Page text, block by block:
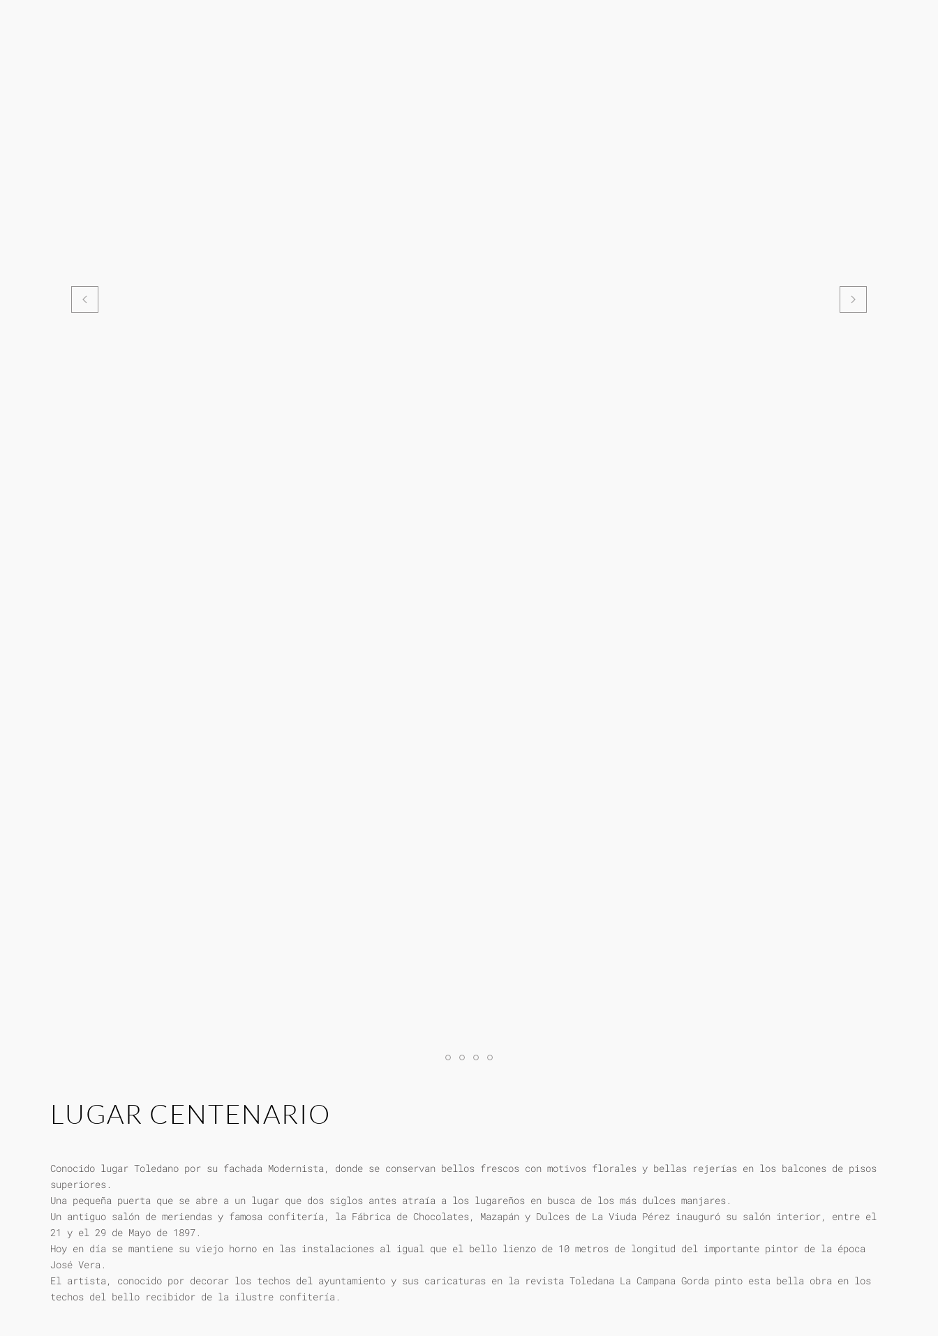
LUGAR CENTENARIO
Conocido lugar Toledano por su fachada Modernista, donde se conservan bellos frescos con motivos florales y bellas rejerías en los balcones de pisos
superiores.
Una pequeña puerta que se abre a un lugar que dos siglos antes atraía a los lugareños en busca de los más dulces manjares.
Un antiguo salón de meriendas y famosa confitería, la Fábrica de Chocolates, Mazapán y Dulces de La Viuda Pérez inauguró su salón interior, entre el
21 y el 29 de Mayo de 1897.
Hoy en día se mantiene su viejo horno en las instalaciones al igual que el bello lienzo de 10 metros de longitud del importante pintor de la época
José Vera.
El artista, conocido por decorar los techos del ayuntamiento y sus caricaturas en la revista Toledana La Campana Gorda pinto esta bella obra en los
techos del bello recibidor de la ilustre confitería.